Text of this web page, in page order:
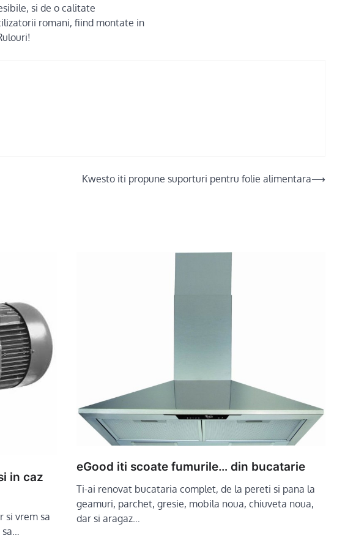
si de o calitate
romani, fiind montate in
Kwesto iti propune suporturi pentru folie alimentara⟶
in caz
si vrem sa
eGood iti scoate fumurile… din bucatarie
Ti-ai renovat bucataria complet, de la pereti si pana la
geamuri, parchet, gresie, mobila noua, chiuveta noua,
dar si aragaz…